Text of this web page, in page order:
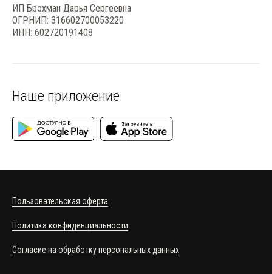
Наше приложение
ИП Брохман Дарья Сергеевна
ОГРНИП: 316602700053220
ИНН: 602720191408
Пользовательская оферта
Политика конфиденциальности
Согласие на обработку персональных данных